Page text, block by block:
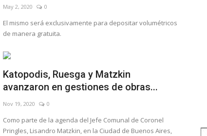
May 2, 2020 0
El mismo será exclusivamente para depositar volumétricos
de manera gratuita.
Katopodis, Ruesga y Matzkin
avanzaron en gestiones de obras...
Nov 19, 2020 0
Como parte de la agenda del Jefe Comunal de Coronel
Pringles, Lisandro Matzkin, en la Ciudad de Buenos Aires,